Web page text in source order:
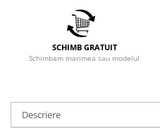
SCHIMB GRATUIT
Schimbam marimea sau modelul
Descriere